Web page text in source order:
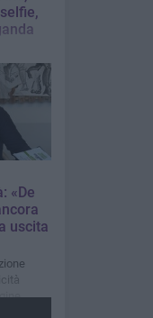
«De
uscita